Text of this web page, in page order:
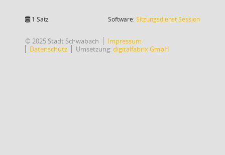
1 Satz Software:SitzungsdienstSession(Wird in
© 2025 Stadt Schwabach
Impressum
Datenschutz
Umsetzung:digitalfabrix GmbH